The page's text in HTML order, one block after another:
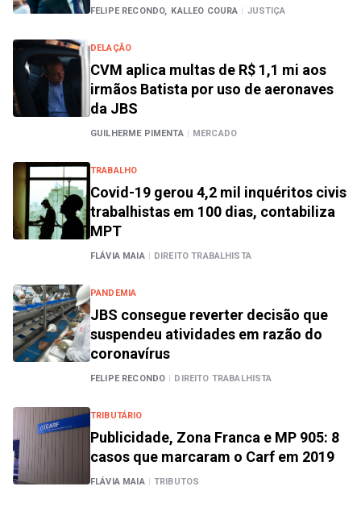
FELIPE RECONDO, KALLEO COURA | JUSTIÇA
DELAÇÃO
CVM aplica multas de R$ 1,1 mi aos
irmãos Batista por uso de aeronaves
da JBS
GUILHERME PIMENTA | MERCADO
TRABALHO
Covid-19 gerou 4,2 mil inquéritos civis
trabalhistas em 100 dias, contabiliza
MPT
FLÁVIA MAIA | DIREITO TRABALHISTA
PANDEMIA
JBS consegue reverter decisão que
suspendeu atividades em razão do
coronavírus
FELIPE RECONDO | DIREITO TRABALHISTA
TRIBUTÁRIO
Publicidade, Zona Franca e MP 905: 8
casos que marcaram o Carf em 2019
FLÁVIA MAIA | TRIBUTOS